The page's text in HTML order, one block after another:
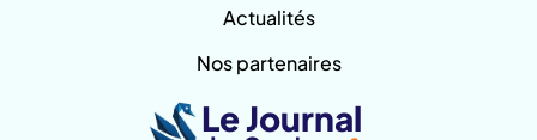
Actualités
Nos partenaires
Le Journal